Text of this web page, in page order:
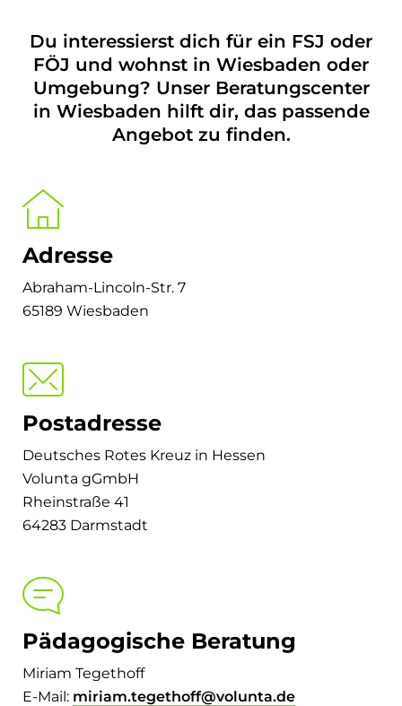
Du interessierst dich für ein FSJ oder
FÖJ und wohnst in Wiesbaden oder
Umgebung? Unser Beratungscenter
in Wiesbaden hilft dir, das passende
Angebot zu finden.
Adresse
Abraham-Lincoln-Str. 7
65189 Wiesbaden
Postadresse
Deutsches Rotes Kreuz in Hessen
Volunta gGmbH
Rheinstraße 41
64283 Darmstadt
Pädagogische Beratung
Miriam Tegethoff
E-Mail: miriam.tegethoff@volunta.de